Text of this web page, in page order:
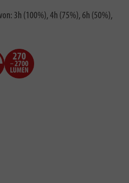
3h (100%), 4h (75%), 6h (50%),